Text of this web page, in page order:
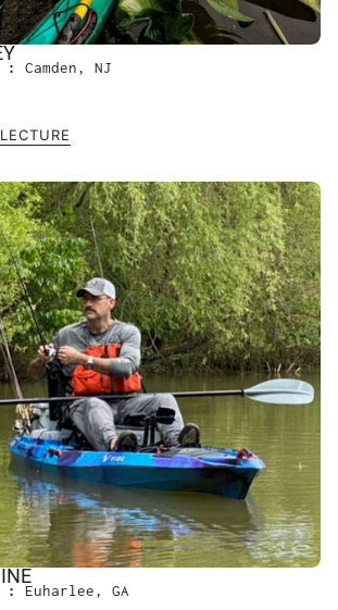
: Camden, NJ
: Euharlee, GA